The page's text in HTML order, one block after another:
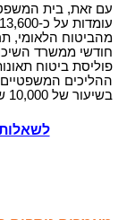
עם זאת, בית
מהביטוח הלאומי,
חודשי ממשרד
פוליסת ביטוח
ההליכים
בשיעור של 10,000 שקלים לחודש.